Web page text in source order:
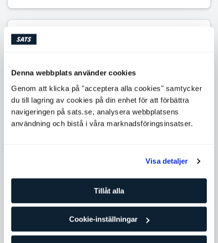
Denna webbplats använder cookies
Genom att klicka på "acceptera alla cookies" samtycker
du till lagring av cookies på din enhet för att förbättra
navigeringen på sats.se, analysera webbplatsens
användning och bistå i våra marknadsföringsinsatser.
Visa detaljer
Tillåt alla
Cookie-inställningar
Coaching
Skadeförbyggande
Coaching